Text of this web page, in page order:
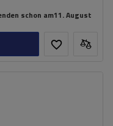
schon am11. August